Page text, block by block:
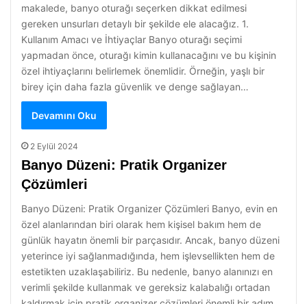
makalede, banyo oturağı seçerken dikkat edilmesi
gereken unsurları detaylı bir şekilde ele alacağız. 1.
Kullanım Amacı ve İhtiyaçlar Banyo oturağı seçimi
yapmadan önce, oturağı kimin kullanacağını ve bu kişinin
özel ihtiyaçlarını belirlemek önemlidir. Örneğin, yaşlı bir
birey için daha fazla güvenlik ve denge sağlayan…
Devamını Oku
2 Eylül 2024
Banyo Düzeni: Pratik Organizer
Çözümleri
Banyo Düzeni: Pratik Organizer Çözümleri Banyo, evin en
özel alanlarından biri olarak hem kişisel bakım hem de
günlük hayatın önemli bir parçasıdır. Ancak, banyo düzeni
yeterince iyi sağlanmadığında, hem işlevsellikten hem de
estetikten uzaklaşabiliriz. Bu nedenle, banyo alanınızı en
verimli şekilde kullanmak ve gereksiz kalabalığı ortadan